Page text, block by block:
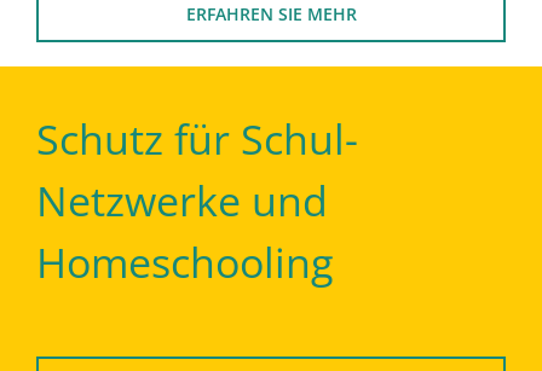
ERFAHREN SIE MEHR
Schutz für Schul-
Netzwerke und
Homeschooling